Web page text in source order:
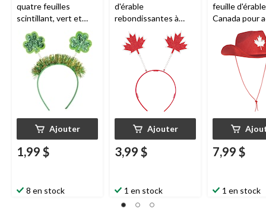
quatre feuilles
scintillant, vert et
doré, taille unique,
pour la Saint-Patrick
Ajouter
1,99 $
8 en stock
d'érable
rebondissantes à
taille unique, pour la
fête du Canada
Ajouter
3,99 $
1 en stock
feuille
Canada pour
7,99 $
1 en stock